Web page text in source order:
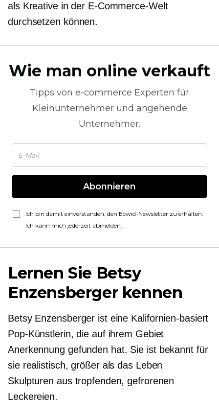
als Kreative in der E-Commerce-Welt
durchsetzen können.
Wie man online verkauft
Tipps von e-commerce Experten für
Kleinunternehmer und angehende
Unternehmer.
Abonnieren
Ich bin damit einverstanden, den Ecwid-Newsletter zu erhalten.
Ich kann mich jederzeit abmelden.
Lernen Sie Betsy
Enzensberger kennen
Betsy Enzensberger ist eine Kalifornien-basiert
Pop-Künstlerin, die auf ihrem Gebiet
Anerkennung gefunden hat. Sie ist bekanntfür
sie realistisch,größer als das Leben
Skulpturen aus tropfenden, gefrorenen
Leckereien.